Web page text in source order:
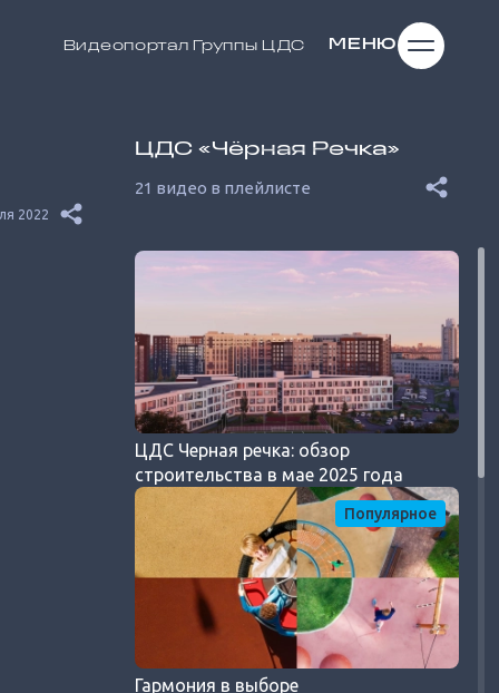
Видеопортал Группы ЦДС МЕНЮ
2022
ЦДС «Чёрная Речка»
21 видео в плейлисте
ЦДС Черная речка: обзор
строительства в мае 2025 года
Популярное
Гармония в выборе